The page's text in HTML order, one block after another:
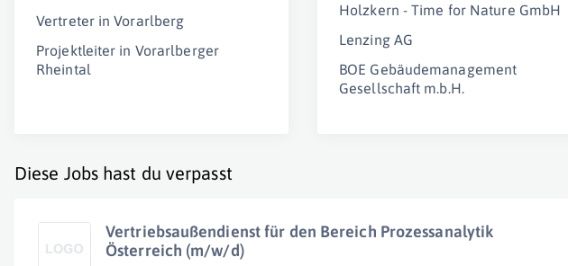
Vertreter in Vorarlberg
Projektleiter in Vorarlberger
Rheintal
Holzkern - Time for Nature GmbH
Lenzing AG
BOE Gebäudemanagement
Gesellschaft m.b.H.
Diese Jobs hast du verpasst
Vertriebsaußendienst für den Bereich Prozessanalytik
Österreich (m/w/d)